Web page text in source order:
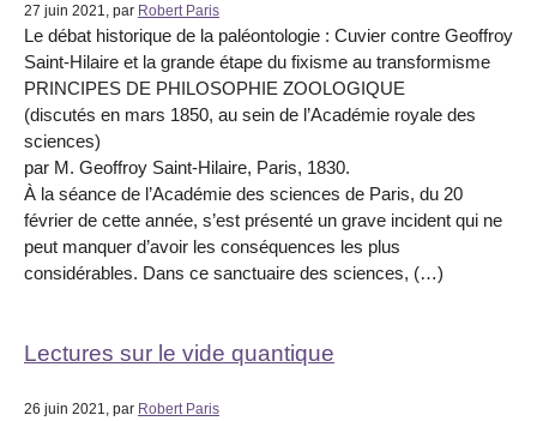
27 juin 2021, par Robert Paris
Le débat historique de la paléontologie : Cuvier contre Geoffroy
Saint-Hilaire et la grande étape du fixisme au transformisme
PRINCIPES DE PHILOSOPHIE ZOOLOGIQUE
(discutés en mars 1850, au sein de l’Académie royale des
sciences)
par M. Geoffroy Saint-Hilaire, Paris, 1830.
À la séance de l’Académie des sciences de Paris, du 20
février de cette année, s’est présenté un grave incident qui ne
peut manquer d’avoir les conséquences les plus
considérables. Dans ce sanctuaire des sciences, (…)
Lectures sur le vide quantique
26 juin 2021, par Robert Paris